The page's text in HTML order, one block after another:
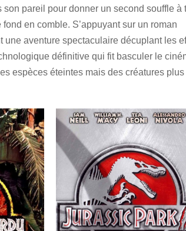
pareil pour donner un second souffle à
en comble. S’appuyant sur un roman
une aventure spectaculaire décuplant les
définitive qui fit basculer le
espèces éteintes mais des créatures plus